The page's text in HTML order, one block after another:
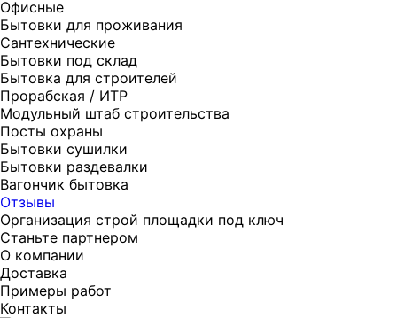
Офисные
Бытовки для проживания
Сантехнические
Бытовки под склад
Бытовка для строителей
Прорабская / ИТР
Модульный штаб строительства
Посты охраны
Бытовки сушилки
Бытовки раздевалки
Вагончик бытовка
Отзывы
Организация строй площадки под ключ
Станьте партнером
О компании
Доставка
Примеры работ
Контакты